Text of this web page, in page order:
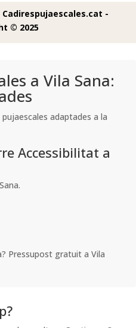
Cadirespujaescales.cat -
© 2025
a Vila Sana:
adaptades a la
Accessibilitat a
Pressupost gratuit a Vila